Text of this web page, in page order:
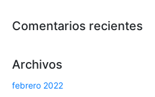
Comentarios recientes
Archivos
febrero 2022